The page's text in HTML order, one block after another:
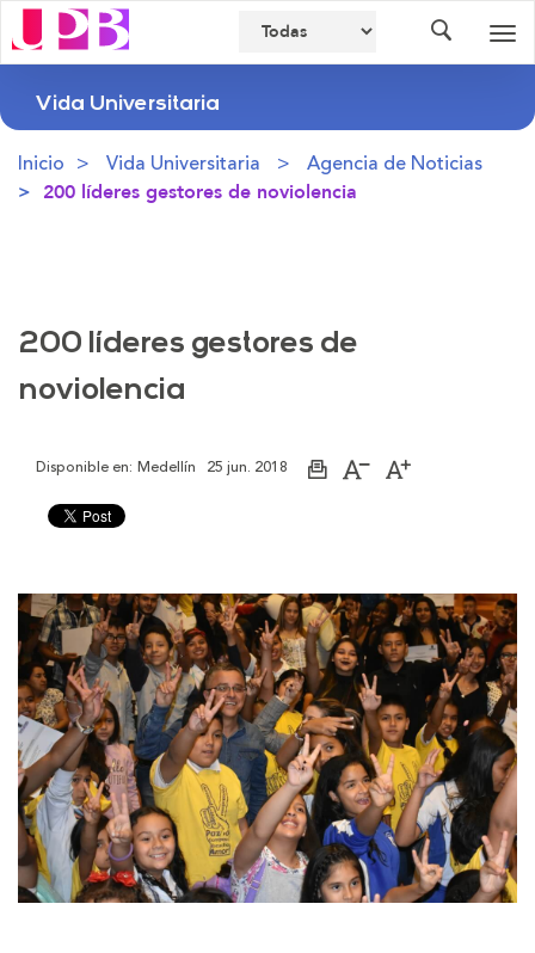
Vida Universitaria
Inicio Vida Universitaria Agencia de Noticias
200 líderes gestores de noviolencia
200 líderes gestores de
noviolencia
Disponible en: Medellín 25 jun. 2018
ImprimirAumentarDisminuir